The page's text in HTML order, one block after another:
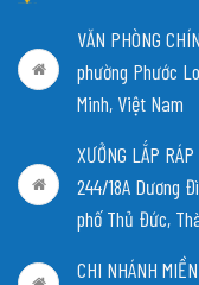
VĂN PHÒNG
phường Phước
Minh, Việt Nam
XƯỞNG LẮP
244/18A Dương
phố Thủ Đức,
CHI NHÁNH